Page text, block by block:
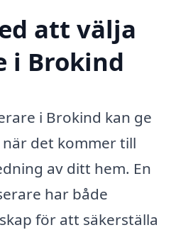
att välja
i Brokind
i Brokind kan ge
det kommer till
av ditt hem. En
har både
för att säkerställa